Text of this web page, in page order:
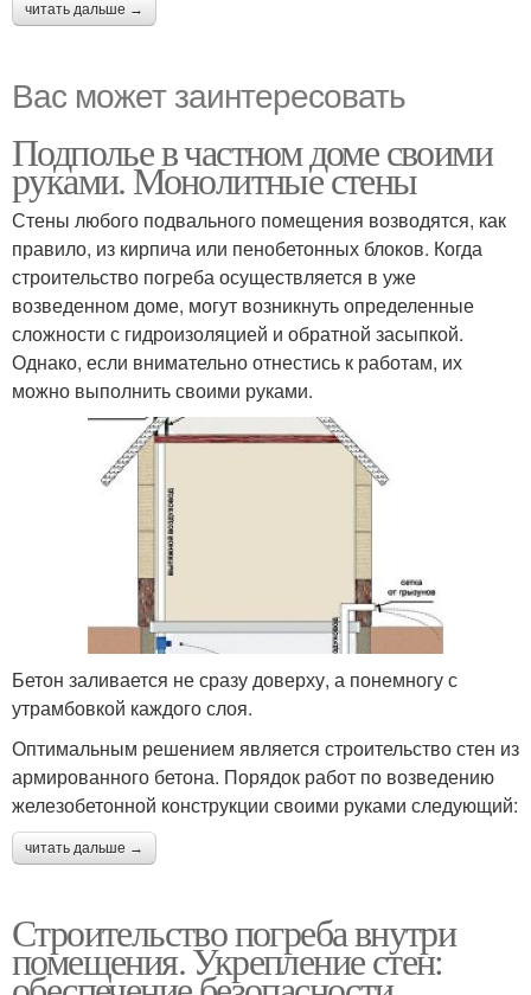
читать дальше →
Вас может заинтересовать
Подполье в частном доме своими
руками. Монолитные стены
Стены любого подвального помещения возводятся, как
правило, из кирпича или пенобетонных блоков. Когда
строительство погреба осуществляется в уже
возведенном доме, могут возникнуть определенные
сложности с гидроизоляцией и обратной засыпкой.
Однако, если внимательно отнестись к работам, их
можно выполнить своими руками.
Бетон заливается не сразу доверху, а понемногу с
утрамбовкой каждого слоя.
Оптимальным решением является строительство стен из
армированного бетона. Порядок работ по возведению
железобетонной конструкции своими руками следующий:
читать дальше →
Строительство погреба внутри
помещения. Укрепление стен: